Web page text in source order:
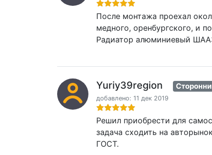
После монтажа проехал
медного, оренбургского, и
Радиатор алюминиевый
Yuriy39region
добавлено: 11 дек 2019
Решил приобрести для
задача сходить на
ГОСТ.